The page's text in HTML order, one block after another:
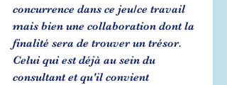
concurrence dans ce jeu/ce travail
mais bien une collaboration dont la
finalité sera de trouver un trésor.
Celui qui est déjà au sein du
consultant et qu'il convient